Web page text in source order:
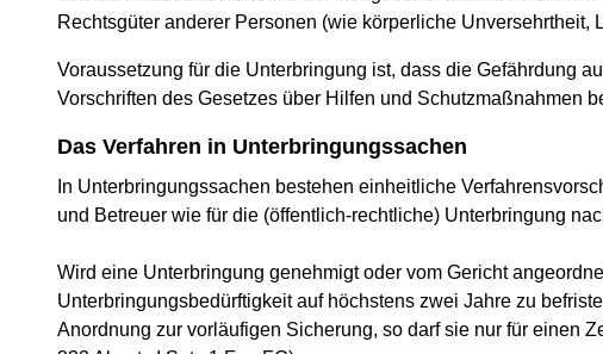
Rechtsgüter anderer Personen (wie körperliche
Voraussetzung für die Unterbringung ist, dass die Gefährdung
Vorschriften des Gesetzes über Hilfen und Schutzmaßnahmen
Das Verfahren in Unterbringungssachen
In Unterbringungssachen bestehen einheitliche
und Betreuer wie für die (öffentlich-rechtliche) Unterbringung
Wird eine Unterbringung genehmigt oder vom Gericht
Unterbringungsbedürftigkeit auf höchstens zwei Jahre zu
Anordnung zur vorläufigen Sicherung, so darf sie nur für einen